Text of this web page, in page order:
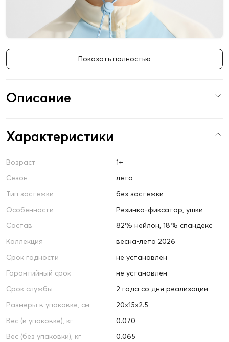
Показать полностью
Описание
Характеристики
Возраст
1+
Сезон
лето
Тип застежки
без застежки
Особенности
Резинка-фиксатор, ушки
Состав
82% нейлон, 18% спандекс
Коллекция
весна-лето 2026
Срок годности
не установлен
Гарантийный срок
не установлен
Срок службы
2 года со дня реализации
Размеры в упаковке, см
20х15х2.5
Вес (в упаковке), кг
0.070
Вес (без упаковки), кг
0.065